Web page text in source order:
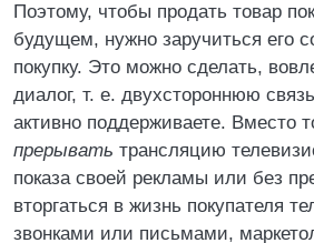
Поэтому, чтобы продать товар
будущем, нужно заручиться его
покупку. Это можно сделать,
диалог, т. е. двухстороннюю
активно поддерживаете. Вместо
прерывать трансляцию
показа своей рекламы или без
вторгаться в жизнь покупателя
звонками или письмами,